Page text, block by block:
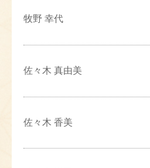
牧野 幸代
佐々木 真由美
佐々木 香美